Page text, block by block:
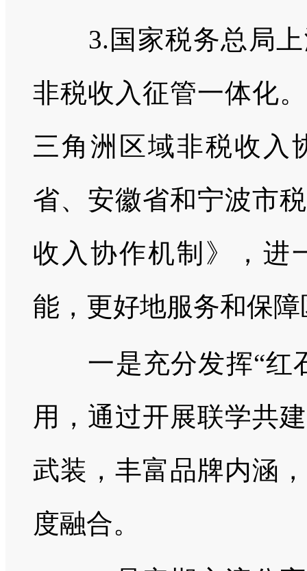
3.国家税务总局上
非税收入征管一体化
三角洲区域非税收入
省、安徽省和宁波市
收入协作机制》，进
能，更好地服务和保
一是充分发挥“红
用，通过开展联学共
武装，丰富品牌内涵
度融合。